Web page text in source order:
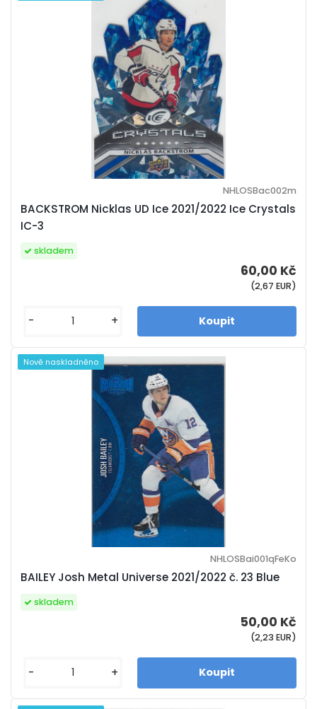
BACKSTROM Nicklas UD Ice 2021/2022 Ice Crystals
IC-3
NHLOSBac002m
60,00 Kč
(2,67 EUR)
skladem
- +
BAILEY Josh Metal Universe 2021/2022 č. 23 Blue
NHLOSBai001qFeKo
50,00 Kč
(2,23 EUR)
skladem
- +
Nově naskladněno